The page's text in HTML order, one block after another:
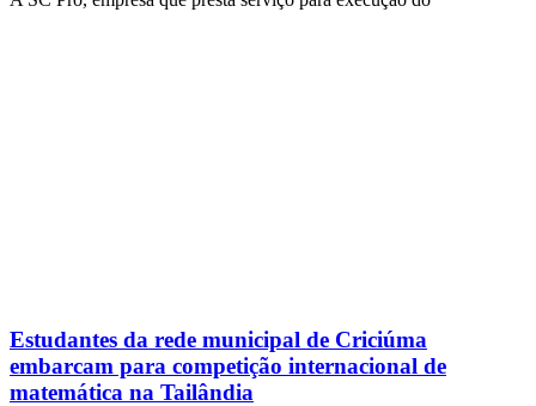
Estudantes da rede municipal de Criciúma
embarcam para competição internacional de
matemática na Tailândia